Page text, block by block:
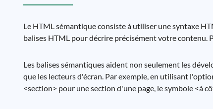
Le HTML sémantique consiste à utiliser une syntaxe
balises HTML pour décrire précisément votre contenu.
Les balises sémantiques aident non seulement les
que les lecteurs d'écran. Par exemple, en utilisant
<section> pour une section d'une page, le symbole <à